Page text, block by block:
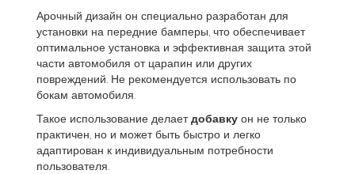
Арочный дизайн он специально разработан для
установки на передние бамперы, что обеспечивает
оптимальное установка и эффективная защита этой
части автомобиля от царапин или других
повреждений. Не рекомендуется использовать по
бокам автомобиля.
Такое использование делаетдобавку он не только
практичен, но и может быть быстро и легко
адаптирован к индивидуальным потребности
пользователя.